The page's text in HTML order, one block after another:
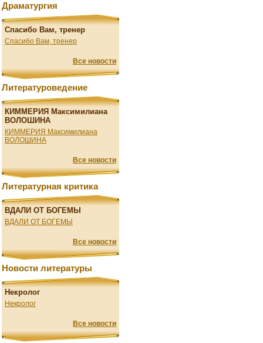
Драматургия
Спасибо Вам, тренер
Спасибо Вам, тренер
Все новости
Литературоведение
КИММЕРИЯ Максимилиана
ВОЛОШИНА
КИММЕРИЯ Максимилиана
ВОЛОШИНА
Все новости
Литературная критика
ВДАЛИ ОТ БОГЕМЫ
ВДАЛИ ОТ БОГЕМЫ
Все новости
Новости литературы
Некролог
Некролог
Все новости